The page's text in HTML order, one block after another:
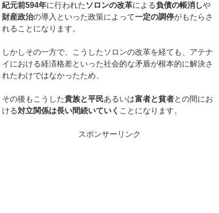
紀元前594年に行われた ソロンの改革による負債の帳消しや
財産政治の導入といった政策によって一定の調停がもたらさ
れることになります。
しかしその一方で、こうしたソロンの改革を経ても、アテナ
イにおける経済格差といった社会的な矛盾が根本的に解決さ
れたわけではなかったため、
その後もこうした貴族と平民あるいは富者と貧者との間にお
ける対立関係は長い間続いていく ことになります。
スポンサーリンク